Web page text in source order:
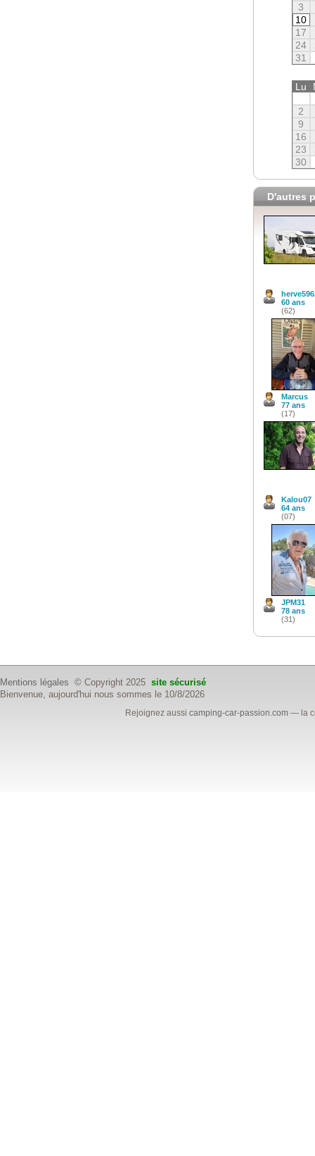
3
10
17
24
31
Lu
2
9
16
23
30
D'autres
60 ans
(62)
Marcus
77 ans
(17)
Kalou07
64 ans
(07)
JPM31
78 ans
(31)
Mentions légales © Copyright 2025 site sécurisé
Bienvenue, aujourd'hui nous sommes le 10/8/2026
Rejoignez aussicamping-car-passion.com — la